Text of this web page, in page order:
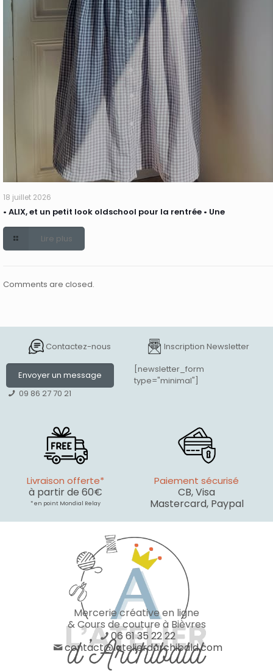
18 juillet 2026
• ALIX, et un petit look oldschool pour la rentrée • Une
Lire plus
Comments are closed.
Contactez-nous
Envoyer un message
09 86 27 70 21
Inscription Newsletter
[newsletter_form
type="minimal"]
Livraison offerte*
à partir de 60€
* en point Mondial Relay
Paiement sécurisé
CB, Visa
Mastercard, Paypal
Mercerie créative en ligne
& Cours de couture à Bièvres
06 61 35 22 22
contact@latelierdarchibald.com